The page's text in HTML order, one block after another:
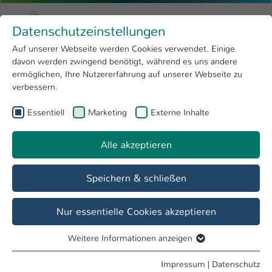
Menu
Forschung 4
Open submenu
Hochschule
International
Zum Hauptinhalt springen
Hochschule Kaiserslautern
Sie sind hier:
Menschen und Projekte
Datenschutzeinstellungen
Auf unserer Webseite werden Cookies verwendet. Einige
davon werden zwingend benötigt, während es uns andere
ermöglichen, Ihre Nutzererfahrung auf unserer Webseite zu
verbessern.
Essentiell Marketing Externe Inhalte
Alle akzeptieren
Speichern & schließen
Nur essentielle Cookies akzeptieren
Essentielle Cookies werden für grundlegende Funktionen
Weitere Informationen anzeigen
Impressum | Datenschutz